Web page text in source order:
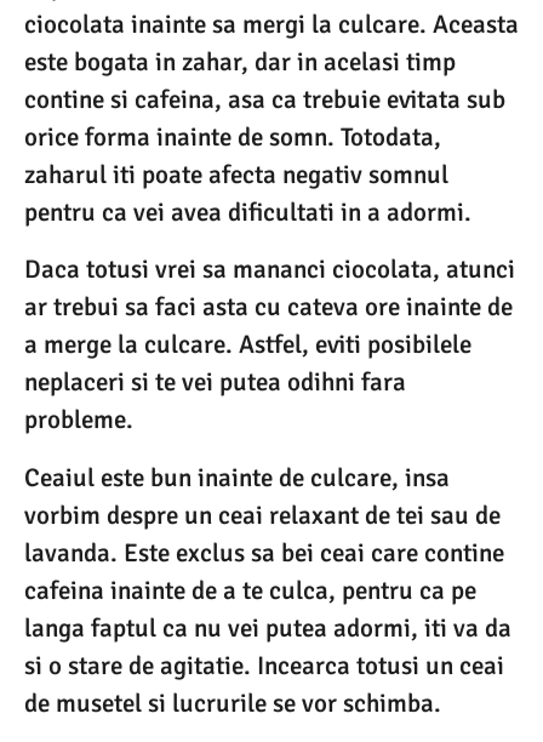
ciocolata inainte sa mergi la culcare. Aceasta
este bogata in zahar, dar in acelasi timp
contine si cafeina, asa ca trebuie evitata sub
orice forma inainte de somn. Totodata,
zaharul iti poate afecta negativ somnul
pentru ca vei avea dificultati in a adormi.
Daca totusi vrei sa mananci ciocolata, atunci
ar trebui sa faci asta cu cateva ore inainte de
a merge la culcare. Astfel, eviti posibilele
neplaceri si te vei putea odihni fara
probleme.
Ceaiul este bun inainte de culcare, insa
vorbim despre un ceai relaxant de tei sau de
lavanda. Este exclus sa bei ceai care contine
cafeina inainte de a te culca, pentru ca pe
langa faptul ca nu vei putea adormi, iti va da
si o stare de agitatie. Incearca totusi un ceai
de musetel si lucrurile se vor schimba.